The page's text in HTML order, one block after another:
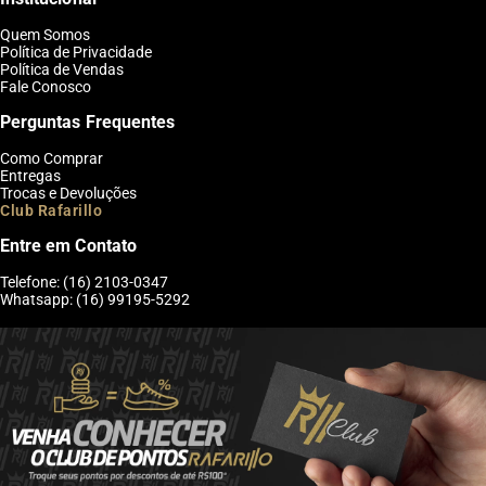
Quem Somos
Política de Privacidade
Política de Vendas
Fale Conosco
Perguntas Frequentes
Como Comprar
Entregas
Trocas e Devoluções
Club Rafarillo
Entre em Contato
Telefone: (16) 2103-0347
Whatsapp: (16) 99195-5292